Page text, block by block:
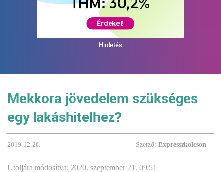
Hirdetés
Mekkora jövedelem szükséges
egy lakáshitelhez?
2019.12.28. Szerző: Expresszkolcson
Utoljára módosítva: 2020. szeptember 21. 09:51